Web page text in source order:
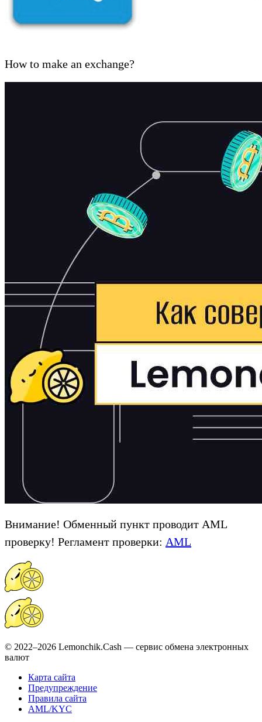
How to make an exchange?
Внимание! Обменный пункт проводит AML
проверку! Регламент проверки: AML
© 2022–2026 Lemonchik.Cash — сервис обмена электронных
валют
Карта сайта
Предупреждение
Правила сайта
AML/KYC